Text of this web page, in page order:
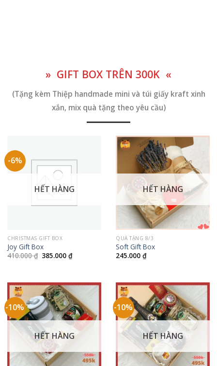
» GIFT BOX TRÊN 300K «
(Tặng kèm Thiệp handmade mini và túi giấy kraft xinh
xắn, mix quà tặng theo yêu cầu)
-6%
HẾT HÀNG
CHRISTMAS GIFT BOX
Joy Gift Box
410.000₫ Giá
385.000₫Giá
385.000 ₫.
HẾT HÀNG
QUÀ TẶNG 8/3
Soft Gift Box
245.000 ₫
-10%
HẾT HÀNG
-10%
HẾT HÀNG